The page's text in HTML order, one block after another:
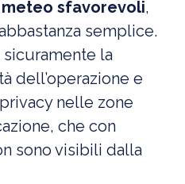
sfavorevoli,
semplice.
la
dell’operazione e
nelle zone
che con
sono visibili dalla